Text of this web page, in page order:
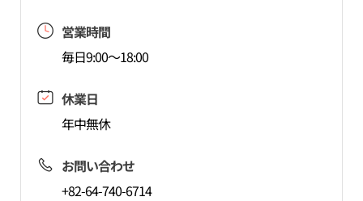
営業時間
毎日9:00～18:00
休業日
年中無休
お問い合わせ
+82-64-740-6714